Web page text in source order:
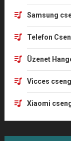
Samsung
Telefon
Üzenet
Vicces
Xiaomi